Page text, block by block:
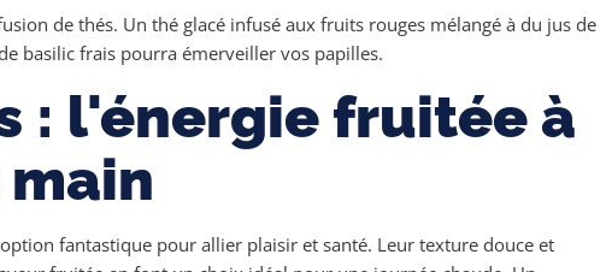
de thés. Un thé glacé infusé aux fruits rouges mélangé à du jus de
basilic frais pourra émerveiller vos papilles.
: l'énergie fruitée à
fantastique pour allier plaisir et santé. Leur texture douce et